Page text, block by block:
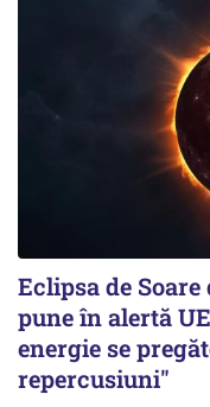
Eclipsa de
pune în alertă
energie se
repercusiuni"